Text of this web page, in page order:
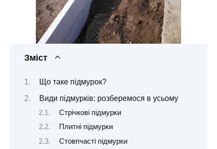
Зміст
Що таке підмурок?
Види підмурків: розберемося в усьому
Стрічкові підмурки
Плитні підмурки
Стовпчасті підмурки